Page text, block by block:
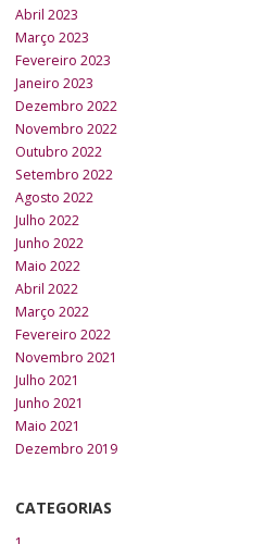
Abril 2023
Março 2023
Fevereiro 2023
Janeiro 2023
Dezembro 2022
Novembro 2022
Outubro 2022
Setembro 2022
Agosto 2022
Julho 2022
Junho 2022
Maio 2022
Abril 2022
Março 2022
Fevereiro 2022
Novembro 2021
Julho 2021
Junho 2021
Maio 2021
Dezembro 2019
CATEGORIAS